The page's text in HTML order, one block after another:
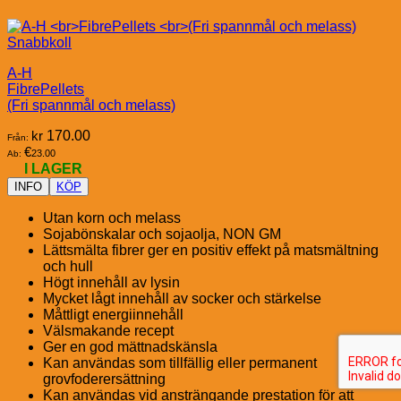
Snabbkoll
A-H
FibrePellets
(Fri spannmål och melass)
Från: kr 170.00
Ab: €23.00
I LAGER
INFO KÖP
Utan korn och melass
Sojabönskalar och sojaolja, NON GM
Lättsmälta fibrer ger en positiv effekt på matsmältning
och hull
Högt innehåll av lysin
Mycket lågt innehåll av socker och stärkelse
Måttligt energiinnehåll
Välsmakande recept
Ger en god mättnadskänsla
Kan användas som tillfällig eller permanent
grovfoderersättning
Kan användas vid ansträngande prestation för att